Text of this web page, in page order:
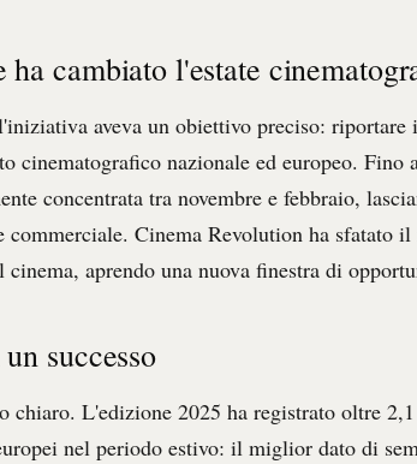
ha cambiato l'estate
aveva un obiettivo preciso:
cinematografico nazionale ed europeo. Fino
concentrata tra novembre e febbraio,
commerciale. Cinema Revolution ha sfatato
cinema, aprendo una nuova finestra di
successo
chiaro. L'edizione 2025 ha registrato oltre
nel periodo estivo: il miglior dato di